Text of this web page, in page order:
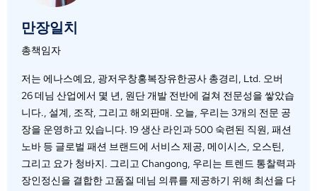
만장일치
총책임자
저는 에나스예요, 광저우창홍복장유한공사 총경리, Ltd. 오버
26 데님 산업에서 몇 년, 원단 개발 전반에 걸쳐 전문성을 쌓았습
니다., 설계, 조작, 그리고 해외판매. 오늘, 우리는 3개의 전문 공
장을 운영하고 있습니다. 19 생산 라인과 500 숙련된 직원, 패션
노바 등 글로벌 패션 브랜드에 서비스 제공, 메이시스, 오스틴,
그리고 요가 청바지. 그리고 Changong, 우리는 트렌드 통찰력과
장인정신을 결합한 고품질 데님 의류를 제공하기 위해 최선을 다